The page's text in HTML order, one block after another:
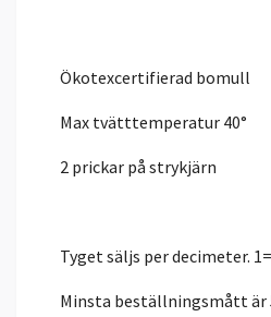
Ökotexcertifierad bomull
Max tvätttemperatur 40°
2 prickar på strykjärn
Tyget säljs per decimeter.
Minsta beställningsmått är